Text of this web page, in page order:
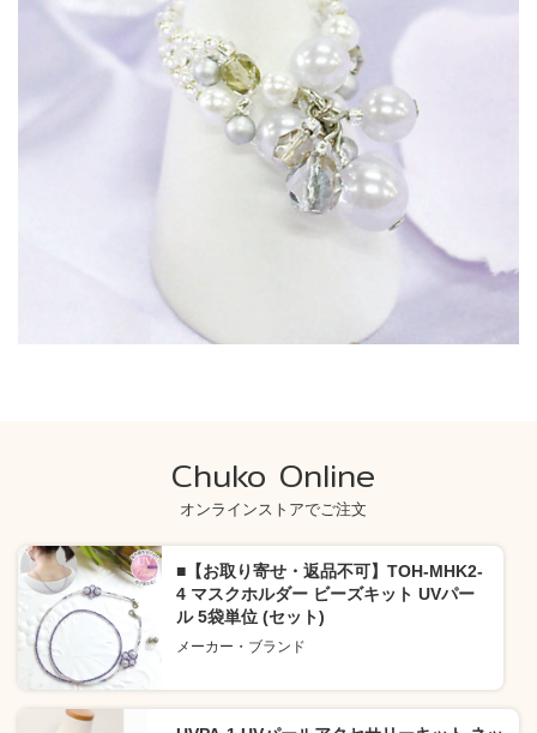
Chuko Online
オンラインストアでご注文
■【お取り寄せ・返品不可】TOH-MHK2-
4 マスクホルダー ビーズキット UVパー
ル 5袋単位 (セット)
メーカー・ブランド